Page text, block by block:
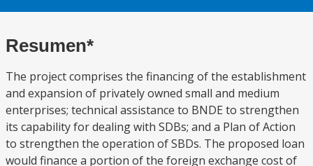
Resumen*
The project comprises the financing of the establishment
and expansion of privately owned small and medium
enterprises; technical assistance to BNDE to strengthen
its capability for dealing with SDBs; and a Plan of Action
to strengthen the operation of SBDs. The proposed loan
would finance a portion of the foreign exchange cost of